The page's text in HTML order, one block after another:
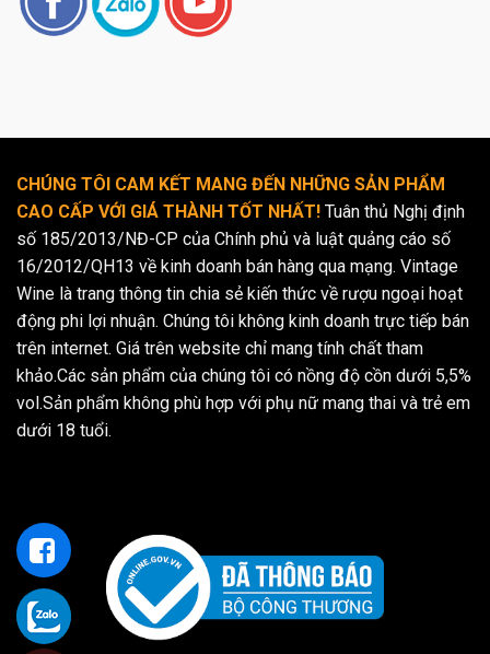
CHÚNG TÔI CAM KẾT MANG ĐẾN NHỮNG SẢN PHẨM
CAO CẤP VỚI GIÁ THÀNH TỐT NHẤT! Tuân thủ Nghị định
số 185/2013/NĐ-CP của Chính phủ và luật quảng cáo số
16/2012/QH13 về kinh doanh bán hàng qua mạng. Vintage
Wine là trang thông tin chia sẻ kiến thức về rượu ngoại hoạt
động phi lợi nhuận. Chúng tôi không kinh doanh trực tiếp bán
trên internet. Giá trên website chỉ mang tính chất tham
khảo.Các sản phẩm của chúng tôi có nồng độ cồn dưới 5,5%
vol.Sản phẩm không phù hợp với phụ nữ mang thai và trẻ em
dưới 18 tuổi.